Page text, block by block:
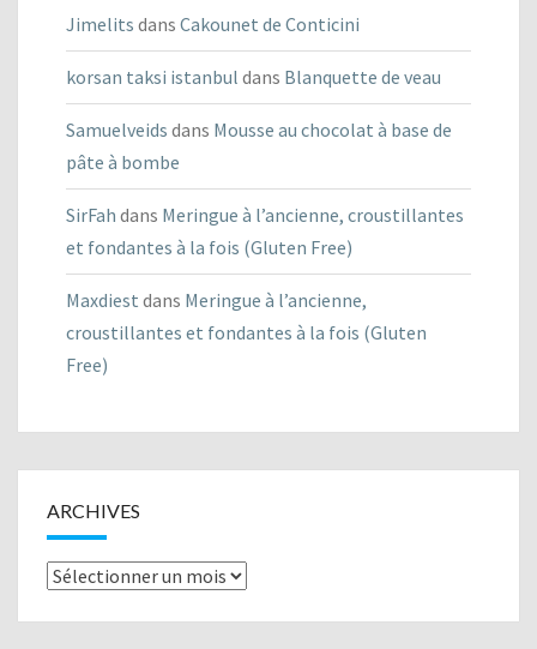
Jimelits dans Cakounet de Conticini
korsan taksi istanbul dans Blanquette de veau
Samuelveids dans Mousse au chocolat à base de
pâte à bombe
SirFah dans Meringue à l’ancienne, croustillantes
et fondantes à la fois (Gluten Free)
Maxdiest dans Meringue à l’ancienne,
croustillantes et fondantes à la fois (Gluten
Free)
ARCHIVES
Archives